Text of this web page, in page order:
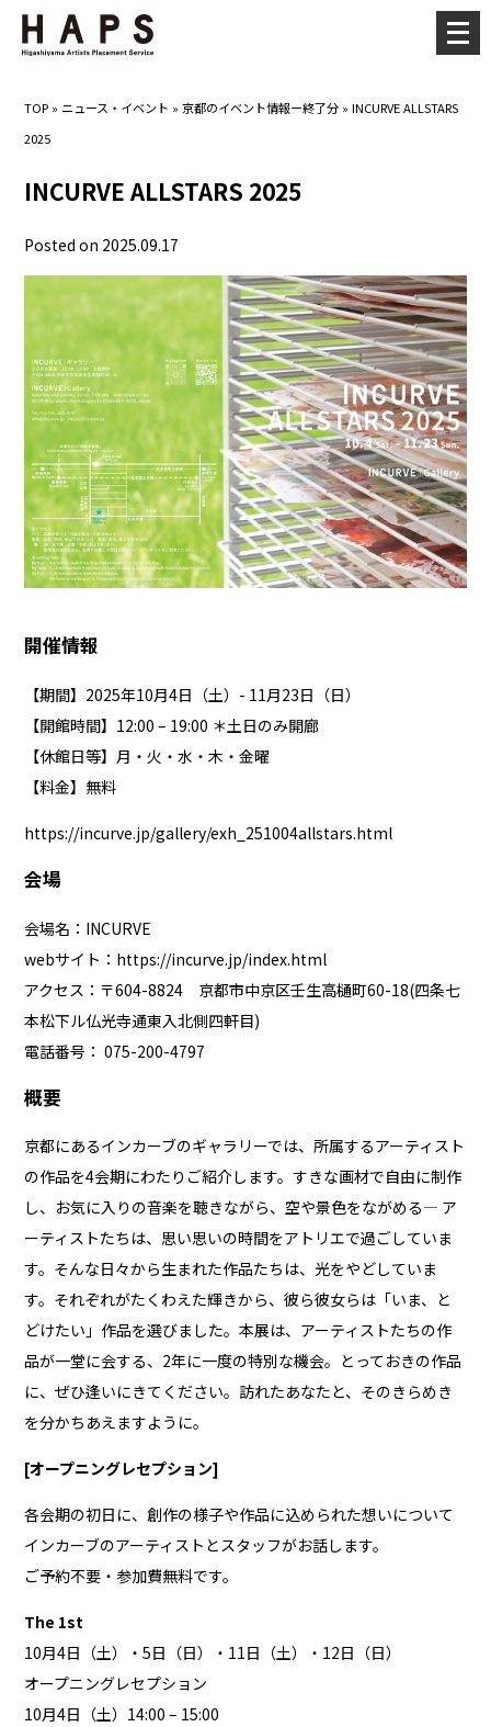
TOP » ニュース・イベント »京都のイベント情報ー終了分 »INCURVE ALLSTARS
2025
INCURVE ALLSTARS 2025
Posted on 2025.09.17
開催情報
【期間】2025年10月4日（土）- 11月23日（日）
【開館時間】12:00 – 19:00 ＊土日のみ開廊
【休館日等】月・火・水・木・金曜
【料金】無料
https://incurve.jp/gallery/exh_251004allstars.html
会場
会場名：INCURVE
webサイト： https://incurve.jp/index.html
アクセス：〒604-8824 京都市中京区壬生高樋町60-18(四条七
本松下ル仏光寺通東入北側四軒目)
電話番号： 075-200-4797
概要
京都にあるインカーブのギャラリーでは、所属するアーティスト
の作品を4会期にわたりご紹介します。すきな画材で自由に制作
し、お気に入りの音楽を聴きながら、空や景色をながめる― ア
ーティストたちは、思い思いの時間をアトリエで過ごしていま
す。そんな日々から生まれた作品たちは、光をやどしていま
す。それぞれがたくわえた輝きから、彼ら彼女らは「いま、と
どけたい」作品を選びました。本展は、アーティストたちの作
品が一堂に会する、2年に一度の特別な機会。とっておきの作品
に、ぜひ逢いにきてください。訪れたあなたと、そのきらめき
を分かちあえますように。
[オープニングレセプション]
各会期の初日に、創作の様子や作品に込められた想いについて
インカーブのアーティストとスタッフがお話します。
ご予約不要・参加費無料です。
The 1st
10月4日（土）・5日（日）・11日（土）・12日（日）
オープニングレセプション
10月4日（土）14:00 – 15:00
メ
ニ
ー